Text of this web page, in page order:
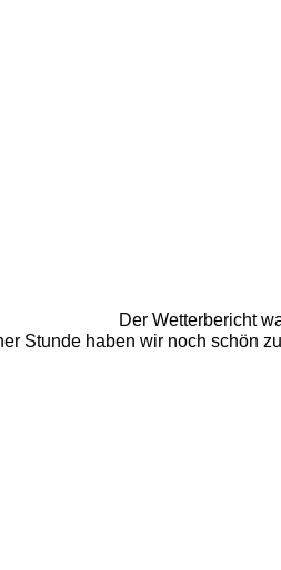
Der Wetterbericht
Stunde haben wir noch schön